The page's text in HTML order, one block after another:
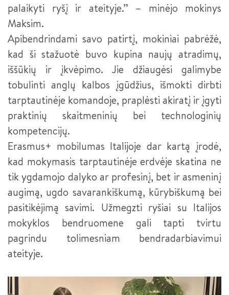
palaikyti ryšį ir ateityje.” – minėjo mokinys
Maksim.
Apibendrindami savo patirtį, mokiniai pabrėžė,
kad ši stažuotė buvo kupina naujų atradimų,
iššūkių ir įkvėpimo. Jie džiaugėsi galimybe
tobulinti anglų kalbos įgūdžius, išmokti dirbti
tarptautinėje komandoje, praplėsti akiratį ir įgyti
praktinių skaitmeninių bei technologinių
kompetencijų.
Erasmus+ mobilumas Italijoje dar kartą įrodė,
kad mokymasis tarptautinėje erdvėje skatina ne
tik ygdamojo dalyko ar profesinį, bet ir asmeninį
augimą, ugdo savarankiškumą, kūrybiškumą bei
pasitikėjimą savimi. Užmegzti ryšiai su Italijos
mokyklos bendruomene gali tapti tvirtu
pagrindu tolimesniam bendradarbiavimui
ateityje.